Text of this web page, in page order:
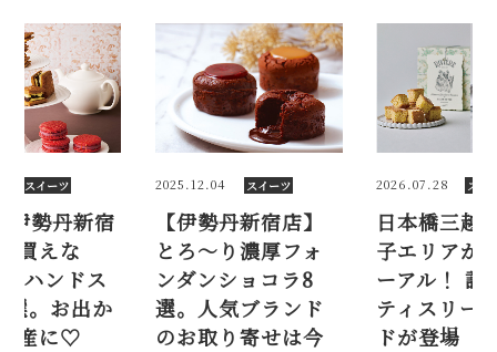
勢丹新宿店】
～り濃厚フォ
ンショコラ8
人気ブランド
取り寄せは今
2026.07.28
日本橋三越の洋菓
子エリアがリニュ
ーアル！ 話題のパ
ティスリー7ブラン
ドが登場
2026
店でし
い！
イーツ
けや